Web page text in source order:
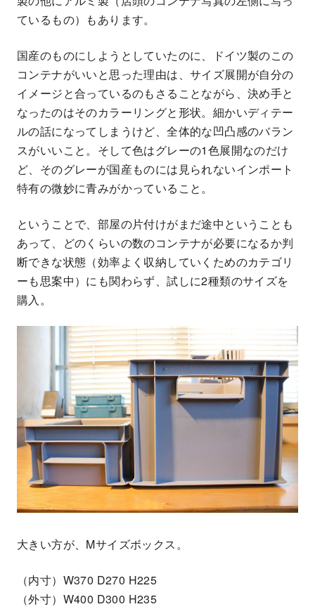
ているもの）もあります。
国産のものにしようとしていたのに、ドイツ製のこの
コンテナがいいと思った理由は、サイズ展開が自分の
イメージと合っているのもさることながら、決め手と
なったのはそのカラーリングと形状。細かいディテー
ルの話になってしまうけど、全体的な凹凸感のバラン
スがいいこと。そして色はグレーの1色展開なのだけ
ど、そのグレーが国産ものには見られないインポート
特有の微妙に青みがかっていること。
ということで、部屋の片付けがまだ途中ということも
あって、どのくらいの数のコンテナが必要になるか判
断できな状態（効率よく収納していくためのカテゴリ
ーも思案中）にも関わらず、試しに2種類のサイズを
購入。
大きい方が、Mサイズボックス。
（内寸）W370 D270 H225
（外寸）W400 D300 H235